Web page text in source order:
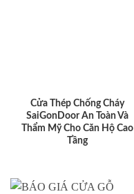
Cửa Thép Chống Cháy
SaiGonDoor An Toàn Và
Thẩm Mỹ Cho Căn Hộ Cao
Tầng